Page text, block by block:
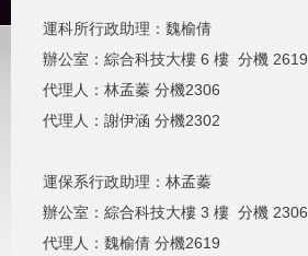
運科所行政助理：魏榆倩
辦公室：綜合科技大樓 6 樓 分機 2619
代理人：林孟蓁 分機2306
代理人：謝伊涵 分機2302
運保系行政助理：林孟蓁
辦公室：綜合科技大樓 3 樓 分機 2306
代理人：魏榆倩 分機2619